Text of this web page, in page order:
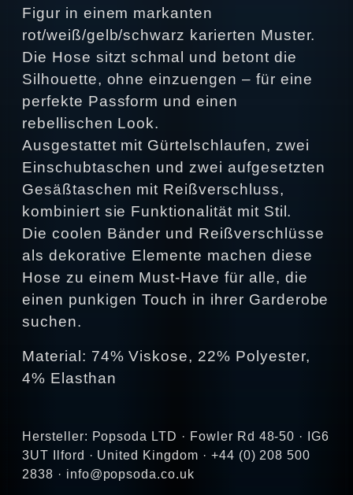
Figur in einem markanten
rot/weiß/gelb/schwarz karierten Muster.
Die Hose sitzt schmal und betont die
Silhouette, ohne einzuengen – für eine
perfekte Passform und einen
rebellischen Look.
Ausgestattet mit Gürtelschlaufen, zwei
Einschubtaschen und zwei aufgesetzten
Gesäßtaschen mit Reißverschluss,
kombiniert sie Funktionalität mit Stil.
Die coolen Bänder und Reißverschlüsse
als dekorative Elemente machen diese
Hose zu einem Must-Have für alle, die
einen punkigen Touch in ihrer Garderobe
suchen.
Material: 74% Viskose, 22% Polyester,
4% Elasthan
Hersteller: Popsoda LTD · Fowler Rd 48-50 · IG6
3UT Ilford · United Kingdom · +44 (0) 208 500
2838 · info@popsoda.co.uk